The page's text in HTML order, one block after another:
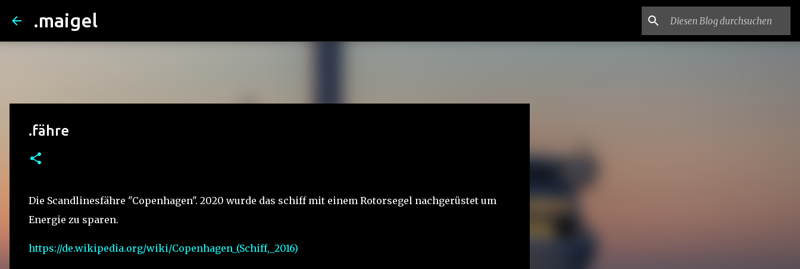
.maigel
.fähre
Die Scandlinesfähre "Copenhagen". 2020 wurde das schiff mit einem Rotorsegel nachgerüstet um
Energie zu sparen.
https://de.wikipedia.org/wiki/Copenhagen_(Schiff,_2016)